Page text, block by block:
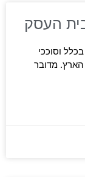
העסק
וסוככי
מדובר